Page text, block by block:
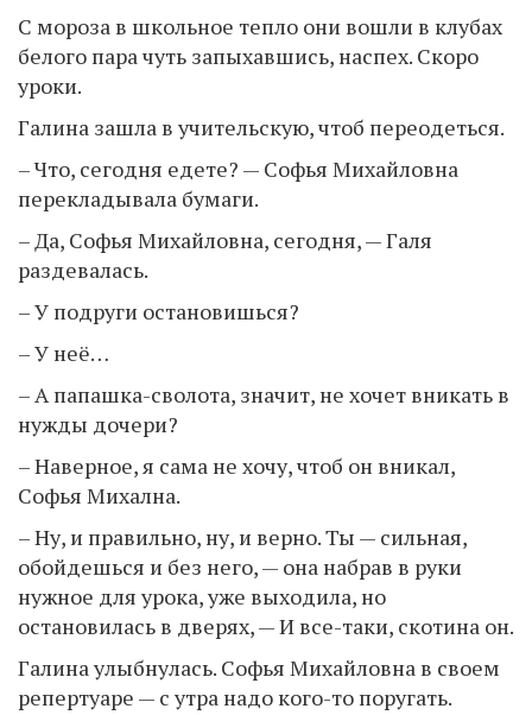
С мороза в школьное тепло они вошли в клубах
белого пара чуть запыхавшись, наспех. Скоро
уроки.
Галина зашла в учительскую, чтоб переодеться.
– Что, сегодня едете? — Софья Михайловна
перекладывала бумаги.
– Да, Софья Михайловна, сегодня, — Галя
раздевалась.
– У подруги остановишься?
– У неё…
– А папашка-сволота, значит, не хочет вникать в
нужды дочери?
– Наверное, я сама не хочу, чтоб он вникал,
Софья Михална.
– Ну, и правильно, ну, и верно. Ты — сильная,
обойдешься и без него, — она набрав в руки
нужное для урока, уже выходила, но
остановилась в дверях, — И все-таки, скотина он.
Галина улыбнулась. Софья Михайловна в своем
репертуаре — с утра надо кого-то поругать.